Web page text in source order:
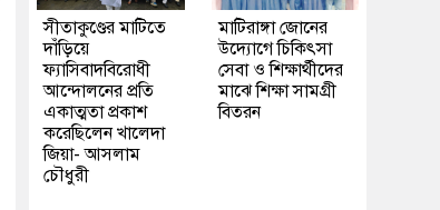
সীতাকুণ্ডের মাটিতে
দাঁড়িয়ে
ফ্যাসিবাদবিরোধী
আন্দোলনের প্রতি
একাত্মতা প্রকাশ
করেছিলেন খালেদা
জিয়া- আসলাম
চৌধুরী
মাটিরাঙ্গা জোনের
উদ্যোগে চিকিৎসা
সেবা ও শিক্ষার্থীদের
মাঝে শিক্ষা সামগ্রী
বিতরন